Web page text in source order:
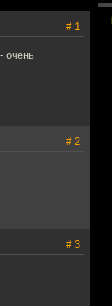
# 1
очень
# 2
# 3